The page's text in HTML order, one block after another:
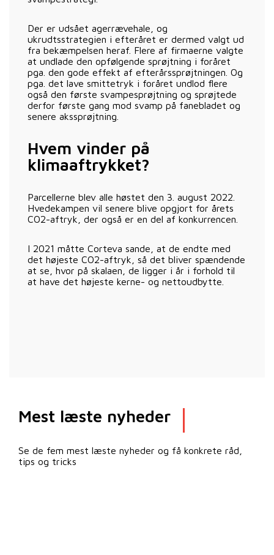
Der er udsået agerrævehale, og
ukrudtsstrategien i efteråret er dermed valgt ud
fra bekæmpelsen heraf. Flere af firmaerne valgte
at undlade den opfølgende sprøjtning i foråret
pga. den gode effekt af efterårssprøjtningen. Og
pga. det lave smittetryk i foråret undlod flere
også den første svampesprøjtning og sprøjtede
derfor første gang mod svamp på fanebladet og
senere akssprøjtning.
Hvem vinder på
klimaaftrykket?
Parcellerne blev alle høstet den 3. august 2022.
Hvedekampen vil senere blive opgjort for årets
CO2-aftryk, der også er en del af konkurrencen.
I 2021 måtte Corteva sande, at de endte med
det højeste CO2-aftryk, så det bliver spændende
at se, hvor på skalaen, de ligger i år i forhold til
at have det højeste kerne- og nettoudbytte.
Mest læste nyheder
Se de fem mest læste nyheder og få konkrete råd,
tips og tricks